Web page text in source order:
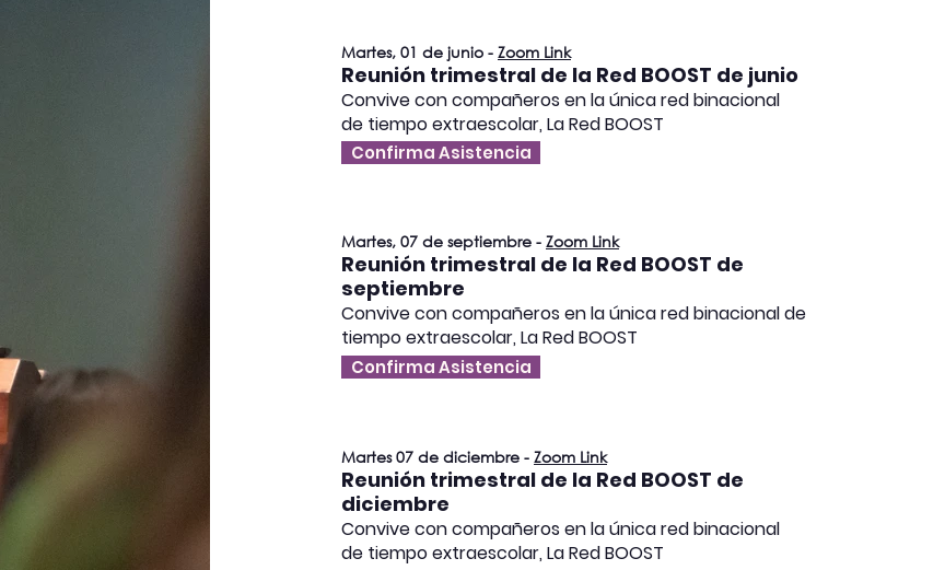
Martes, 01 de junio - Zoom Link
Reunión trimestral de la Red BOOST de junio
Convive con compañeros en la única red binacional
de tiempo extraescolar, La Red BOOST
Confirma Asistencia
Martes, 07 de septiembre - Zoom Link
Reunión trimestral de la Red BOOST de
septiembre
Convive con compañeros en la única red binacional de
tiempo extraescolar, La Red BOOST
Confirma Asistencia
Martes 07 de diciembre - Zoom Link
Reunión trimestral de la Red BOOST de
diciembre
Convive con compañeros en la única red binacional
de tiempo extraescolar, La Red BOOST